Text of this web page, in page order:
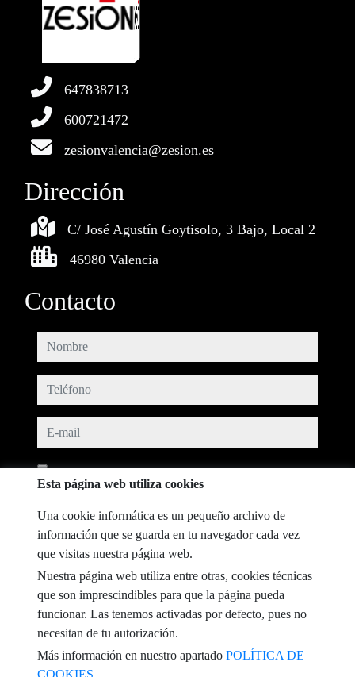
647838713
600721472
zesionvalencia@zesion.es
Dirección
C/ José Agustín Goytisolo, 3 Bajo, Local 2
46980 Valencia
Contacto
nombre
teléfono
e-mail
Captcha
Esta página web utiliza cookies
Una cookie informática es un pequeño archivo de
información que se guarda en tu navegador cada vez
que visitas nuestra página web.
Nuestra página web utiliza entre otras, cookies técnicas
que son imprescindibles para que la página pueda
funcionar. Las tenemos activadas por defecto, pues no
necesitan de tu autorización.
Más información en nuestro apartado POLÍTICA DE
COOKIES.